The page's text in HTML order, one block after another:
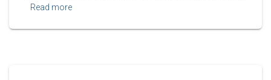
Read more